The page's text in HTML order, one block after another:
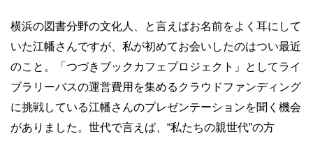
横浜の図書分野の文化人、と言えばお名前をよく耳にして
いた江幡さんですが、私が初めてお会いしたのはつい最近
のこと。「つづきブックカフェプロジェクト」としてライ
ブラリーバスの運営費用を集めるクラウドファンディング
に挑戦している江幡さんのプレゼンテーションを聞く機会
がありました。世代で言えば、“私たちの親世代”の方